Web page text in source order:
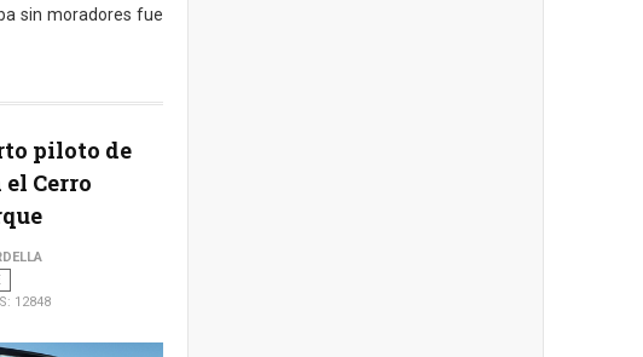
sin moradores fue
piloto de
Cerro
12848